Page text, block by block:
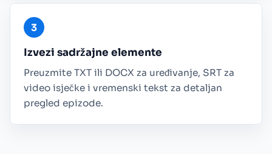
Izvezi sadržajne elemente
Preuzmite TXT ili DOCX za uređivanje, SRT za
video isječke i vremenski tekst za detaljan
pregled epizode.